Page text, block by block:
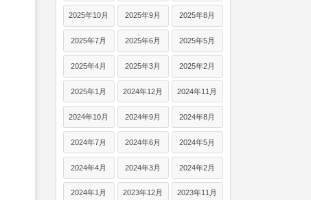
2025年10月 2025年9月 2025年8月
2025年7月 2025年6月 2025年5月
2025年4月 2025年3月 2025年2月
2025年1月 2024年12月 2024年11月
2024年10月 2024年9月 2024年8月
2024年7月 2024年6月 2024年5月
2024年4月 2024年3月 2024年2月
2024年1月 2023年12月 2023年11月